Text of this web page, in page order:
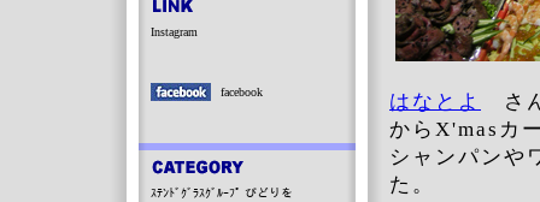
はなとよ
さ
からX'masカ
シャンパンや
た。
Instagram
facebook
ｽﾃﾝﾄﾞｸﾞﾗｽｸﾞﾙｰﾌﾟ びどりを